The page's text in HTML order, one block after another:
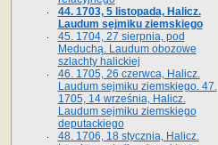
44. 1703, 5 listopada, Halicz.
Laudum sejmiku ziemskiego
45. 1704, 27 sierpnia, pod
Meduchą. Laudum obozowe
szlachty halickiej
46. 1705, 26 czerwca, Halicz.
Laudum sejmiku ziemskiego. 47.
1705, 14 września, Halicz.
Laudum sejmiku ziemskiego
deputackiego
48. 1706, 18 stycznia, Halicz.